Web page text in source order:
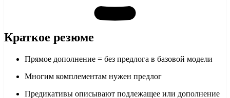
Краткое резюме
Прямое дополнение = без предлога в базовой модели
Многим комплементам нужен предлог
Предикативы описывают подлежащее или дополнение